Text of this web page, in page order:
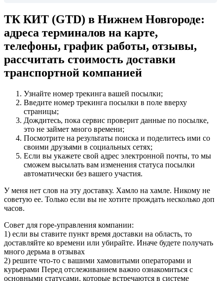
ТК КИТ (GTD) в Нижнем Новгороде:
адреса терминалов на карте,
телефоны, график работы, отзывы,
рассчитать стоимость доставки
транспортной компанией
Узнайте номер трекинга вашей посылки;
Введите номер трекинга посылки в поле вверху
страницы;
Дождитесь, пока сервис проверит данные по посылке,
это не займет много времени;
Посмотрите на результаты поиска и поделитесь ими со
своими друзьями в социальных сетях;
Если вы укажете свой адрес электронной почты, то мы
сможем высылать вам изменения статуса посылки
автоматически без вашего участия.
У меня нет слов на эту доставку. Хамло на хамле. Никому не
советую ее. Только если вы не хотите прождать несколько доп
часов.
Совет для горе-управления компании:
1) если вы ставите пункт время доставки на область, то
доставляйте ко времени или убирайте. Иначе будете получать
много дерьма в отзывах
2) решите что-то с вашими хамовитыми операторами и
курьерами Перед отслеживанием важно ознакомиться с
основными статусами, которые встречаются в системе